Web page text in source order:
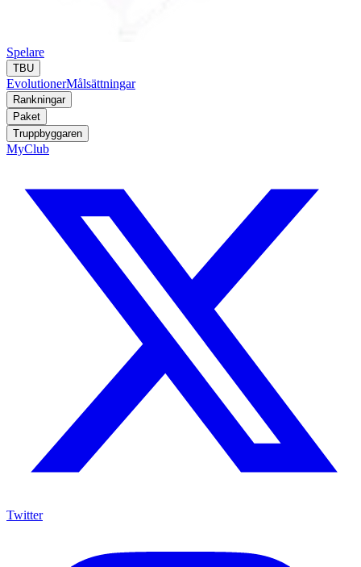
Spelare
TBU
EvolutionerMålsättningar
Rankningar
Paket
Truppbyggaren
MyClub
Twitter